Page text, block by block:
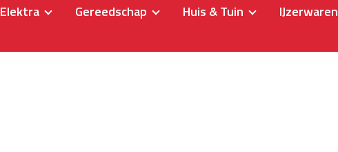
Elektra Gereedschap Huis & Tuin IJzerwaren